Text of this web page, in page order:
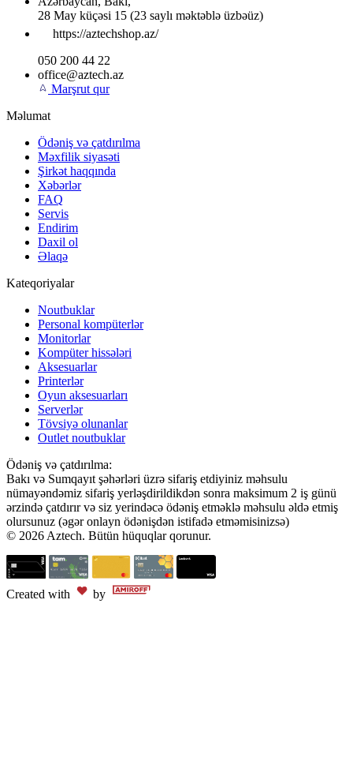
28 May küçəsi 15 (23 saylı məktəblə üzbəüz)
https://aztechshop.az/
050 200 44 22
office@aztech.az
Marşrut qur
Məlumat
Ödəniş və çatdırılma
Məxfilik siyasəti
Şirkət haqqında
Xəbərlər
FAQ
Servis
Endirim
Daxil ol
Əlaqə
Kateqoriyalar
Noutbuklar
Personal kompüterlər
Monitorlar
Kompüter hissələri
Aksesuarlar
Printerlər
Oyun aksesuarları
Serverlər
Tövsiyə olunanlar
Outlet noutbuklar
Ödəniş və çatdırılma:
Bakı və Sumqayıt şəhərləri üzrə sifariş etdiyiniz məhsulu
nümayəndəmiz sifariş yerləşdirildikdən sonra maksimum 2 iş günü
ərzində çatdırır və siz yerindəcə ödəniş etməklə məhsulu əldə etmiş
olursunuz (əgər onlayn ödənişdən istifadə etməmisinizsə)
© 2026 Aztech. Bütün hüquqlar qorunur.
Created with by